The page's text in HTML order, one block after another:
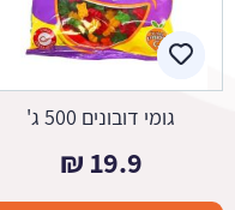
גומי דובונים 500 ג'
19.9
₪